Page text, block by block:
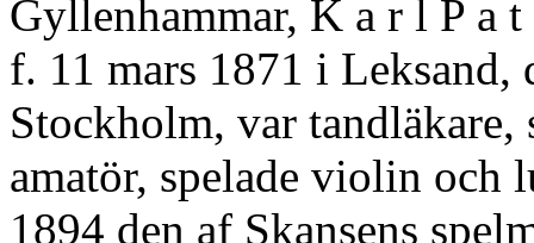
Gyllenhammar, K a r l P a
f. 11 mars 1871 i Leksand,
Stockholm, var
amatör, spelade violin och
1894 den af Skansens